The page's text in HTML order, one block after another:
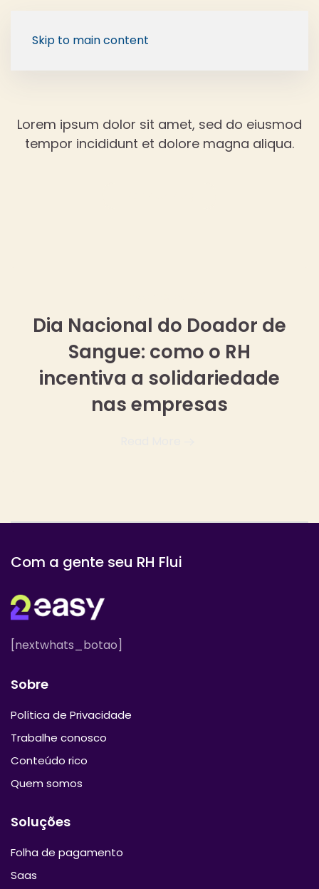
Skip to main content
Lorem ipsum dolor sit amet, sed do eiusmod
tempor incididunt et dolore magna aliqua.
Dia Nacional do Doador de
Sangue: como o RH
incentiva a solidariedade
nas empresas
Com a gente seu RH Flui
[nextwhats_botao]
Sobre
Política de Privacidade
Trabalhe conosco
Conteúdo rico
Quem somos
Soluções
Folha de pagamento
Saas